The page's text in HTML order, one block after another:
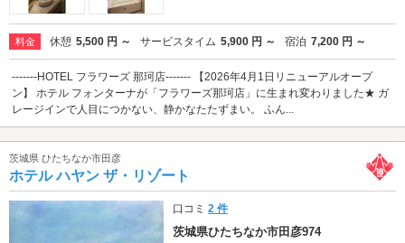
料金 休憩 5,500 円 ～ サービスタイム 5,900 円 ～ 宿泊 7,200 円 ～
-------HOTEL フラワーズ 那珂店------- 【2026年4月1日リニューアルオープ
ン】 ホテル フォンターナが「フラワーズ那珂店」に生まれ変わりました★ ガ
レージインで人目につかない、静かなたたずまい。 ふん...
茨城県 ひたちなか市田彦
ホテル ハヤン ザ・リゾート
口コミ2 件
茨城県ひたちなか市田彦974